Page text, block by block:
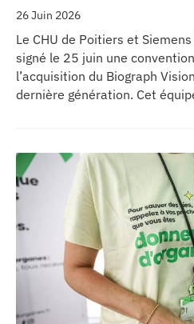
26 Juin 2026
Le CHU de Poitiers et
signé le 25 juin une
l’acquisition du Biograph
dernière génération. Cet
l’excellence clinique et
Ce projet représente un
d’euros pour l’acquisition et
l’équipement au cœur même
cancérologie.